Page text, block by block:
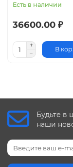
Есть в наличии
36600.00 ₽
В
Будьте в
наши